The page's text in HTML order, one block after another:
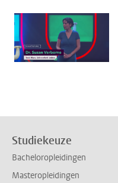
Studiekeuze
Bacheloropleidingen
Masteropleidingen